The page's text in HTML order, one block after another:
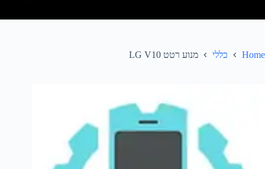
Home כללי מנוע רטט LG V10